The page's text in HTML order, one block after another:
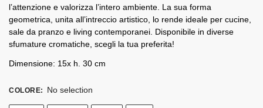
l’attenzione e valorizza l’intero ambiente. La sua forma
geometrica, unita all’intreccio artistico, lo rende ideale per cucine,
sale da pranzo e living contemporanei. Disponibile in diverse
sfumature cromatiche, scegli la tua preferita!
Dimensione: 15x h. 30 cm
COLORE: No selection